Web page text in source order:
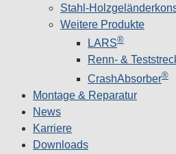
Stahl-
Weitere Produkte
LARS®
Renn- &
CrashAbsorber®
Montage & Reparatur
News
Karriere
Downloads